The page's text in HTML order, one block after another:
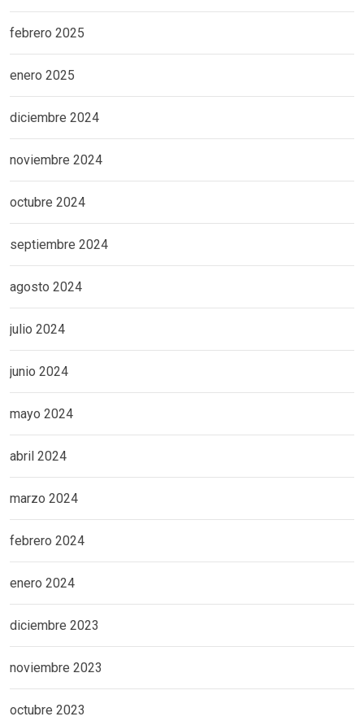
febrero 2025
enero 2025
diciembre 2024
noviembre 2024
octubre 2024
septiembre 2024
agosto 2024
julio 2024
junio 2024
mayo 2024
abril 2024
marzo 2024
febrero 2024
enero 2024
diciembre 2023
noviembre 2023
octubre 2023